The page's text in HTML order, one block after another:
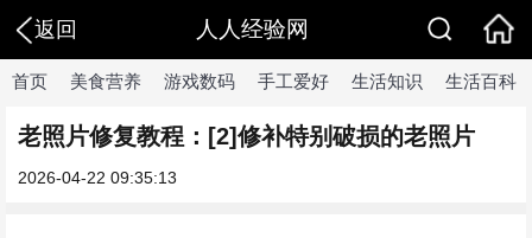
返回 人人经验网
首页 美食营养 游戏数码 手工爱好 生活知识 生活百科
老照片修复教程：[2]修补特别破损的老照片
2026-04-22 09:35:13